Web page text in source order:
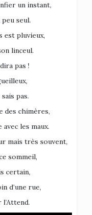
un instant,
seul.
est pluvieux,
linceul.
pas !
pas.
des chimères,
les maux.
mais très souvent,
sommeil,
certain,
d’une rue,